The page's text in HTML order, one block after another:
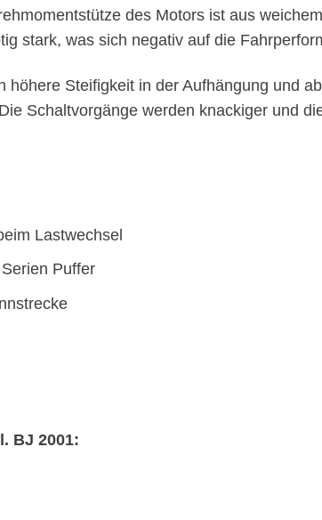
des Motors ist aus
stark, was sich negativ auf die
Steifigkeit in der Aufhängung und
Schaltvorgänge werden knackiger und
Lastwechsel
Puffer
BJ 2001: